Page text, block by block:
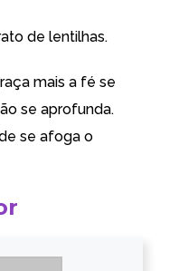
de lentilhas.
mais a fé se
se aprofunda.
se afoga o